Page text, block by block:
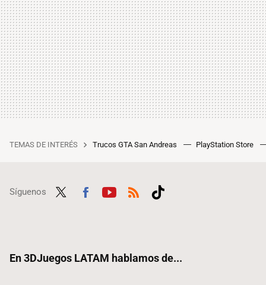
TEMAS DE INTERÉS Trucos GTA San Andreas PlayStation Store
Síguenos
En 3DJuegos LATAM hablamos de...